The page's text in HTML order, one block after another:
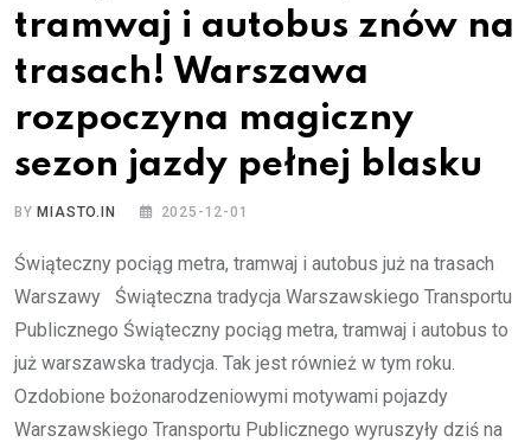
tramwaj i autobus znów na
trasach! Warszawa
rozpoczyna magiczny
sezon jazdy pełnej blasku
BYMIASTO.IN 2025-12-01
Świąteczny pociąg metra, tramwaj i autobus już na trasach
Warszawy Świąteczna tradycja Warszawskiego Transportu
Publicznego Świąteczny pociąg metra, tramwaj i autobus to
już warszawska tradycja. Tak jest również w tym roku.
Ozdobione bożonarodzeniowymi motywami pojazdy
Warszawskiego Transportu Publicznego wyruszyły dziś na